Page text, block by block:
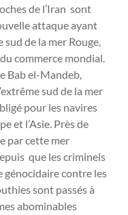
de l’Iran sont
attaque ayant
de la mer Rouge,
commerce mondial.
Bab el-Mandeb,
sud de la mer
pour les navires
et l’Asie. Près de
par cette mer
que les criminels
génocidaire contre les
sont passés à
abominables